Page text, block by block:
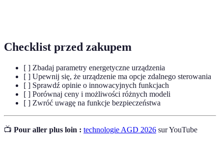
Checklist przed zakupem
[ ] Zbadaj parametry energetyczne urządzenia
[ ] Upewnij się, że urządzenie ma opcje zdalnego sterowania
[ ] Sprawdź opinie o innowacyjnych funkcjach
[ ] Porównaj ceny i możliwości różnych modeli
[ ] Zwróć uwagę na funkcje bezpieczeństwa
📺 Pour aller plus loin : technologie AGD 2026 sur YouTube